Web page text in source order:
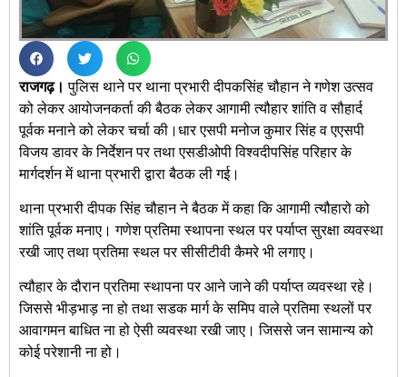
राजगढ़। पुलिस थाने पर थाना प्रभारी दीपकसिंह चौहान ने गणेश उत्सव
को लेकर आयोजनकर्ता की बैठक लेकर आगामी त्यौहार शांति व सौहार्द
पूर्वक मनाने को लेकर चर्चा की।धार एसपी मनोज कुमार सिंह व एएसपी
विजय डावर के निर्देशन पर तथा एसडीओपी विश्वदीपसिंह परिहार के
मार्गदर्शन में थाना प्रभारी द्वारा बैठक ली गई।
थाना प्रभारी दीपक सिंह चौहान ने बैठक में कहा कि आगामी त्यौहारो को
शांति पूर्वक मनाए। गणेश प्रतिमा स्थापना स्थल पर पर्याप्त सुरक्षा व्यवस्था
रखी जाए तथा प्रतिमा स्थल पर सीसीटीवी कैमरे भी लगाए।
त्यौहार के दौरान प्रतिमा स्थापना पर आने जाने की पर्याप्त व्यवस्था रहे।
जिससे भीड़भाड़ ना हो तथा सडक मार्ग के समिप वाले प्रतिमा स्थलों पर
आवागमन बाधित ना हो ऐसी व्यवस्था रखी जाए। जिससे जन सामान्य को
कोई परेशानी ना हो।